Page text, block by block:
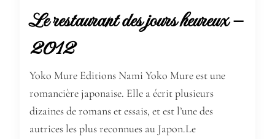
Le restaurant des jours heureux –
2012
Yoko Mure Editions Nami Yoko Mure est une
romancière japonaise. Elle a écrit plusieurs
dizaines de romans et essais, et est l’une des
autrices les plus reconnues au Japon.Le